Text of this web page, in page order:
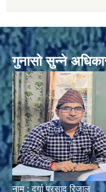
गुनासो सुन्ने
नाम : दुर्गा प्रसाद रिजाल